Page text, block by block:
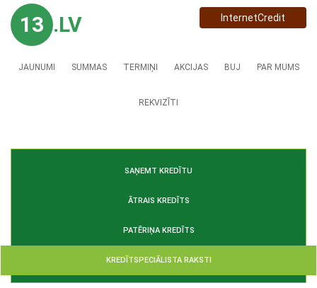
13 .LV InternetCredit
JAUNUMI SUMMAS TERMIŅI AKCIJAS BUJ PAR MUMS
REKVIZĪTI
SAŅEMT KREDĪTU
ĀTRAIS KREDĪTS
PATĒRIŅA KREDĪTS
KREDĪTSPECIĀLISTA RAKSTI